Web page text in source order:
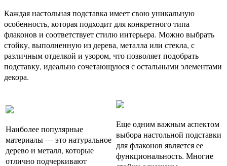
Каждая настольная подставка имеет свою уникальную
особенность, которая подходит для конкретного типа
флаконов и соответствует стилю интерьера. Можно выбрать
стойку, выполненную из дерева, металла или стекла, с
различным отделкой и узором, что позволяет подобрать
подставку, идеально сочетающуюся с остальными элементами
декора.
Наиболее популярные
материалы — это натуральное
дерево и металл, которые
отлично подчеркивают
Еще одним важным аспектом
выбора настольной подставки
для флаконов является ее
функциональность. Многие